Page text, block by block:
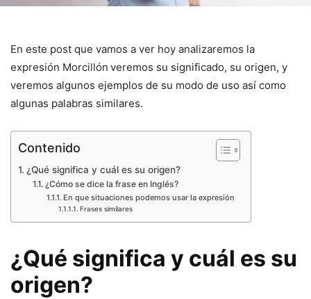
En este post que vamos a ver hoy analizaremos la
expresión Morcillón veremos su significado, su origen, y
veremos algunos ejemplos de su modo de uso así como
algunas palabras similares.
Contenido
¿Qué significa y cuál es su origen?
¿Cómo se dice la frase en Inglés?
En que situaciones podemos usar la expresión
Frases similares
¿Qué significa y cuál es su
origen?